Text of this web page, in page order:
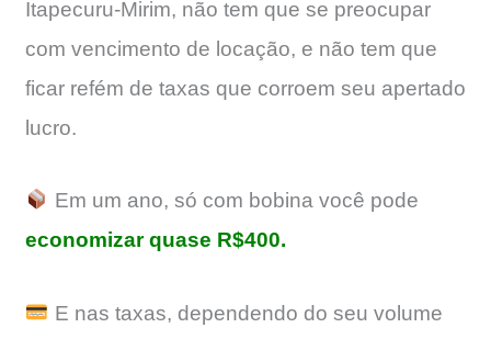
Itapecuru-Mirim, não tem que se preocupar
com vencimento de locação, e não tem que
ficar refém de taxas que corroem seu apertado
lucro.
Em um ano, só com bobina você pode
economizar quase R$400.
E nas taxas, dependendo do seu volume